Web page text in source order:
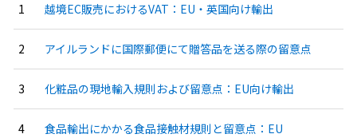
越境EC販売におけるVAT：EU・英国向け輸出
アイルランドに国際郵便にて贈答品を送る際の留意点
化粧品の現地輸入規則および留意点：EU向け輸出
食品輸出にかかる食品接触材規則と留意点：EU